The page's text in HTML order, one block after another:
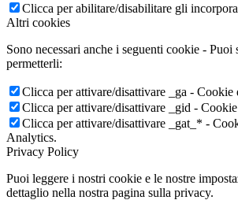
Clicca per abilitare/disabilitare gli
Altri cookies
Sono necessari anche i seguenti cookie - Puoi
permetterli:
Clicca per attivare/disattivare _ga -
Clicca per attivare/disattivare _gid -
Clicca per attivare/disattivare _gat_* -
Analytics.
Privacy Policy
Puoi leggere i nostri cookie e le nostre
dettaglio nella nostra pagina sulla privacy.